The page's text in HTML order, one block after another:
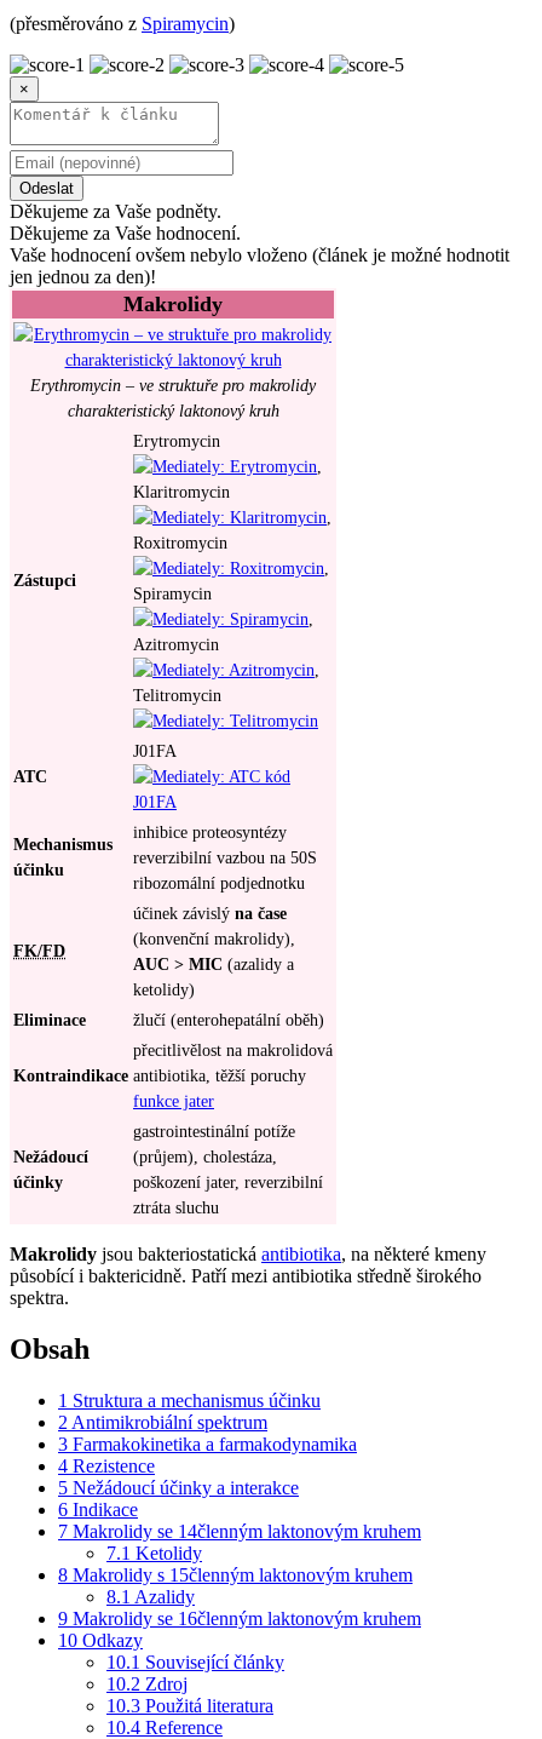
(přesměrováno z Spiramycin)
×
Odeslat
Děkujeme za Vaše podněty.
Děkujeme za Vaše hodnocení.
Vaše hodnocení ovšem nebylo vloženo (článek je možné hodnotit
jen jednou za den)!
Makrolidy
Erythromycin – ve struktuře pro makrolidy
charakteristický laktonový kruh
Zástupci
Erytromycin
Klaritromycin
Roxitromycin
Spiramycin
Azitromycin
Telitromycin
ATC
J01FA
Mechanismus
účinku
inhibice proteosyntézy
reverzibilní vazbou na 50S
ribozomální podjednotku
FK/FD
účinek závislý na čase
(konvenční makrolidy),
AUC > MIC (azalidy a
ketolidy)
Eliminace
žlučí (enterohepatální oběh)
Kontraindikace
přecitlivělost na makrolidová
antibiotika, těžší poruchy
funkce jater
Nežádoucí
účinky
gastrointestinální potíže
(průjem), cholestáza,
poškození jater, reverzibilní
ztráta sluchu
Makrolidy jsou bakteriostatická antibiotika, na některé kmeny
působící i baktericidně. Patří mezi antibiotika středně širokého
spektra.
Obsah
1 Struktura a mechanismus účinku
2 Antimikrobiální spektrum
3 Farmakokinetika a farmakodynamika
4 Rezistence
5 Nežádoucí účinky a interakce
6 Indikace
7 Makrolidy se 14členným laktonovým kruhem
7.1 Ketolidy
8 Makrolidy s 15členným laktonovým kruhem
8.1 Azalidy
9 Makrolidy se 16členným laktonovým kruhem
10 Odkazy
10.1 Související články
10.2 Zdroj
10.3 Použitá literatura
10.4 Reference